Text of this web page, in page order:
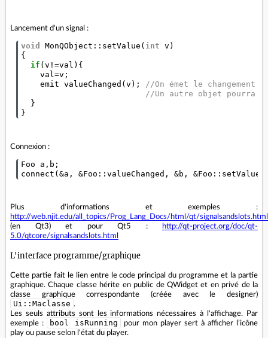
Lancement d'un signal :
void MonQObject :: setValue ( int v )
{
if ( v !=val ){
val =v ;
emit valueChanged ( v );
//On émet le changement
//Un autre objet pourra
}
}
Connexion :
Foo a , b ;
connect (&a , &Foo :: valueChanged , &b , &Foo :: setValue
Plus d'informations et exemples :
http://web.njit.edu/all_topics/Prog_Lang_Docs/html/qt/signalsandslots.html
(en Qt3) et pour Qt5 :
http://qt-project.org/doc/qt-
5.0/qtcore/signalsandslots.html
L'interface programme/graphique
Cette partie fait le lien entre le code principal du programme et la partie
graphique. Chaque classe hérite en public de QWidget et en privé de la
classe graphique correspondante (créée avec le designer)
Ui::Maclasse .
Les seuls attributs sont les informations nécessaires à l'affichage. Par
exemple :
bool isRunning
pour mon player sert à afficher l’icône
play ou pause selon l'état du player.